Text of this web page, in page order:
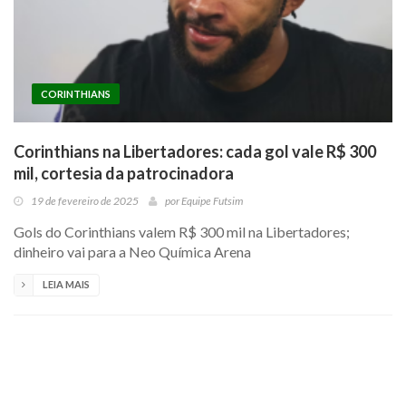
CORINTHIANS
Corinthians na Libertadores: cada gol vale R$ 300
mil, cortesia da patrocinadora
19 de fevereiro de 2025 porEquipe Futsim
Gols do Corinthians valem R$ 300 mil na Libertadores;
dinheiro vai para a Neo Química Arena
LEIA MAIS